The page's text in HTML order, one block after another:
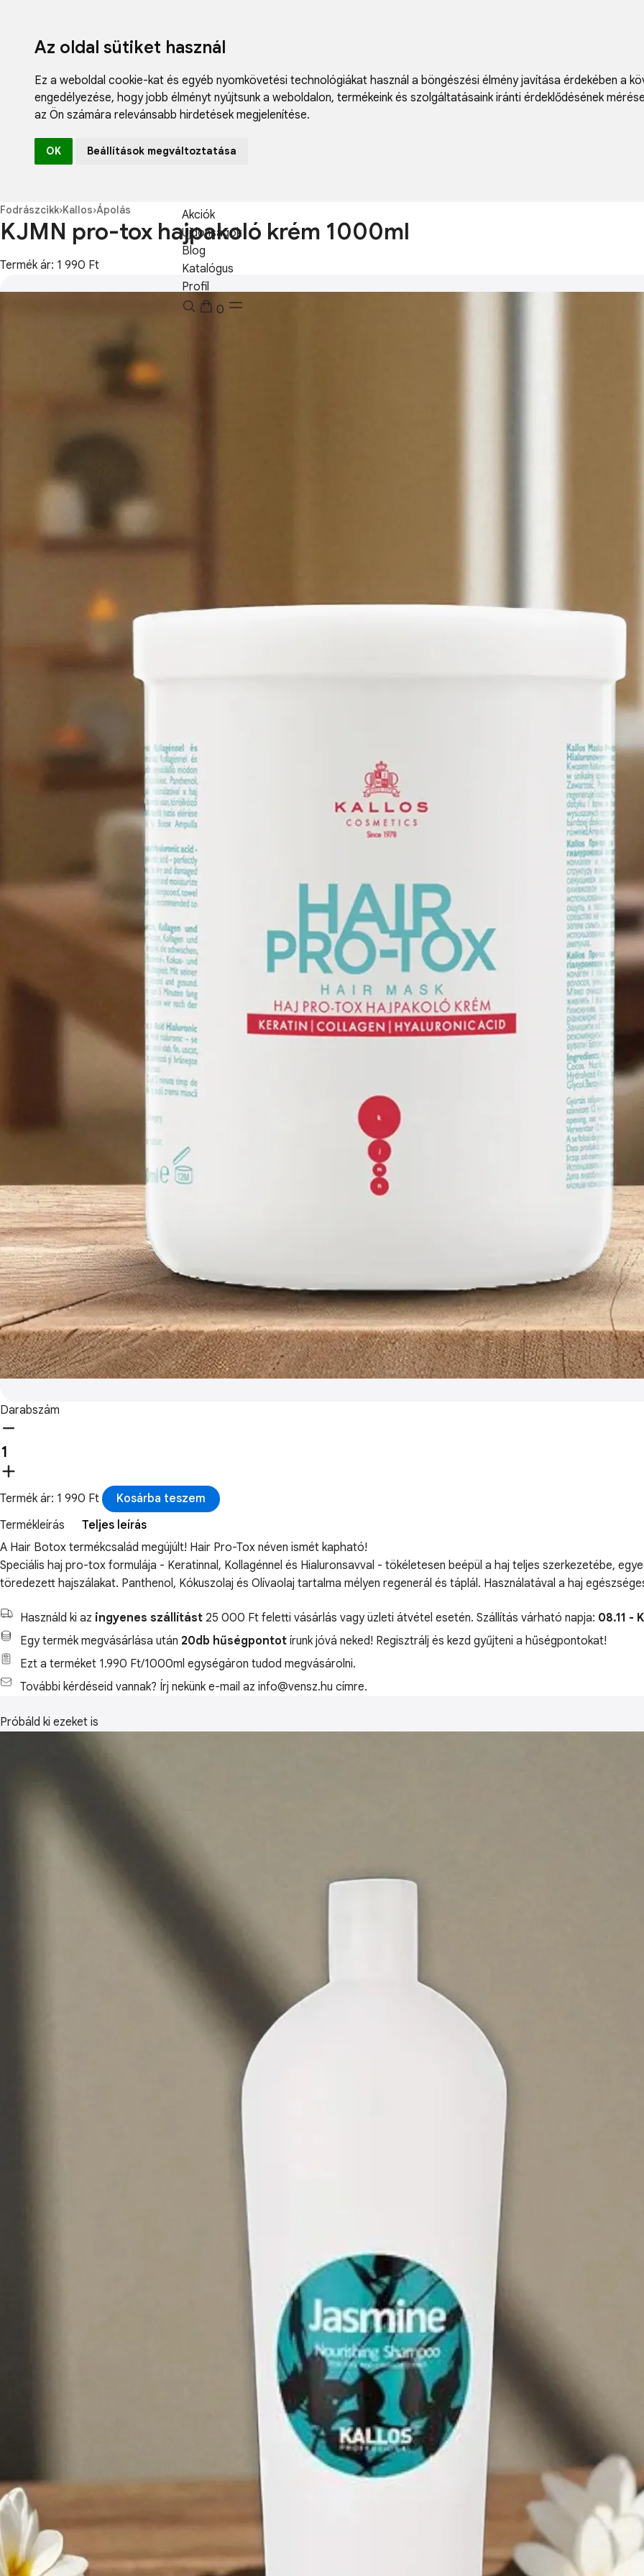
Az oldal sütiket használ
Ez a weboldal cookie-kat és egyéb nyomkövetési technológiákat használ a böngészési élmény javítása érdekében a
engedélyezése, hogy jobb élményt nyújtsunk a weboldalon, termékeink és szolgáltatásaink iránti érdeklődésének
az Ön számára relevánsabb hirdetések megjelenítése.
OK Beállítások megváltoztatása
Fodrászcikk
Akciók
Újdonságok
Blog
Katalógus
Profil
0
Fodrászcikk›Kallos›Ápolás
KJMN pro-tox hajpakoló krém 1000ml
Termék ár: 1 990 Ft
Darabszám
Termék ár: 1 990 Ft
Kosárba teszem
Termékleírás
Teljes leírás
A Hair Botox termékcsalád megújúlt! Hair Pro-Tox néven ismét kapható!
Speciális haj pro-tox formulája - Keratinnal, Kollagénnel és Hialuronsavval - tökéletesen beépül a haj teljes szerkezetébe,
töredezett hajszálakat. Panthenol, Kókuszolaj és Olívaolaj tartalma mélyen regenerál és táplál. Használatával a haj
Használd ki az ingyenes szállítást 25 000 Ft feletti vásárlás vagy üzleti átvétel esetén. Szállítás várható napja: 08.11 -
Egy termék megvásárlása után 20db hűségpontot írunk jóvá neked! Regisztrálj és kezd gyűjteni a hűségpontokat!
Ezt a terméket 1.990 Ft/1000ml egységáron tudod megvásárolni.
További kérdéseid vannak? Írj nekünk e-mail az info@vensz.hu címre.
Próbáld ki ezeket is